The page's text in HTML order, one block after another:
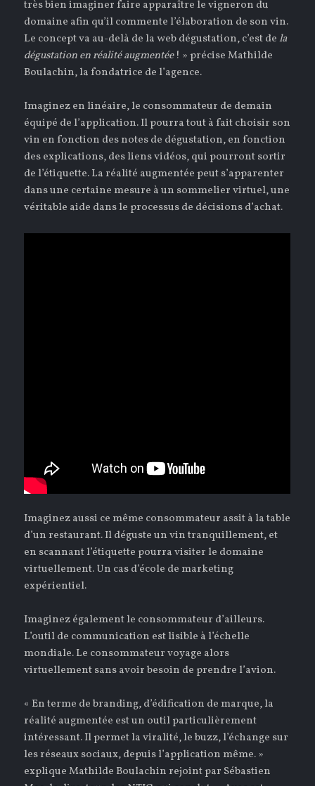
très bien imaginer faire apparaître le vigneron du
domaine afin qu’il commente l’élaboration de son vin.
Le concept va au-delà de la web dégustation, c’est dela
dégustation en réalité augmentée! » précise Mathilde
Boulachin, la fondatrice de l’agence.
Imaginez en linéaire, le consommateur de demain
équipé de l’application. Il pourra tout à fait choisir son
vin en fonction des notes de dégustation, en fonction
des explications, des liens vidéos, qui pourront sortir
de l’étiquette. La réalité augmentée peut s’apparenter
dans une certaine mesure à un sommelier virtuel, une
véritable aide dans le processus de décisions d’achat.
Imaginez aussi ce même consommateur assit à la table
d’un restaurant. Il déguste un vin tranquillement, et
en scannant l’étiquette pourra visiter le domaine
virtuellement. Un cas d’école de marketing
expérientiel.
Imaginez également le consommateur d’ailleurs.
L’outil de communication est lisible à l’échelle
mondiale. Le consommateur voyage alors
virtuellement sans avoir besoin de prendre l’avion.
« En terme de branding, d’édification de marque, la
réalité augmentée est un outil particulièrement
intéressant. Il permet la viralité, le buzz, l’échange sur
les réseaux sociaux, depuis l’application même. »
explique Mathilde Boulachin rejoint par Sébastien